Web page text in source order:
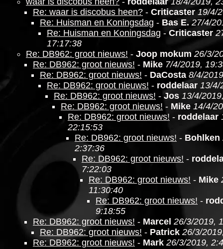
Re: waar is discobus heen? - Criticaster 19/4/
Re: Huisman en Koningsdag - Bas E. 27/4/
Re: Huisman en Koningsdag - Criticaster
17:17:38
Re: DB962: groot nieuws! - Joop mokum 26/3/
Re: DB962: groot nieuws! - Mike 7/4/2019,
Re: DB962: groot nieuws! - DaCosta 8/4/
Re: DB962: groot nieuws! - roddelaar 13/4/
Re: DB962: groot nieuws! - Jos 13/4/
Re: DB962: groot nieuws! - Mike 14/4/
Re: DB962: groot nieuws! - roddelaar
22:15:53
Re: DB962: groot nieuws! - Bohlken
2:37:36
Re: DB962: groot nieuws! -
7:22:03
Re: DB962: groot nieuws! - Mike
11:30:40
Re: DB962: groot nieuws! -
9:18:55
Re: DB962: groot nieuws! - Marcel 26/3/2019,
Re: DB962: groot nieuws! - Patrick 26/3/
Re: DB962: groot nieuws! - Mark 26/3/2019,